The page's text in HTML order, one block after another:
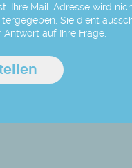
Ihre Mail-Adresse wird
Sie dient
auf Ihre Frage.